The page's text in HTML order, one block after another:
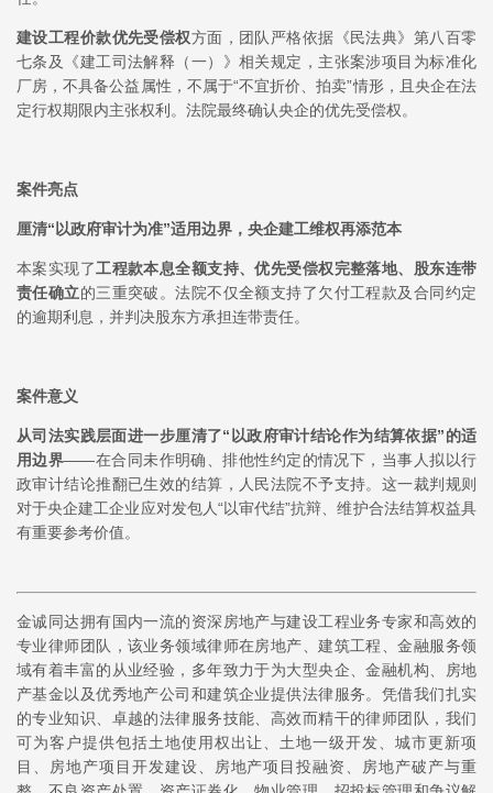
建设工程价款优先受偿权方面，团队严格依据《民法典》第八百零
七条及《建工司法解释（一）》相关规定，主张案涉项目为标准化
厂房，不具备公益属性，不属于“不宜折价、拍卖”情形，且央企在法
定行权期限内主张权利。法院最终确认央企的优先受偿权。
案件亮点
厘清“以政府审计为准”适用边界，央企建工维权再添范本
本案实现了工程款本息全额支持、优先受偿权完整落地、股东连带
责任确立的三重突破。法院不仅全额支持了欠付工程款及合同约定
的逾期利息，并判决股东方承担连带责任。
案件意义
从司法实践层面进一步厘清了“以政府审计结论作为结算依据”的适
用边界——在合同未作明确、排他性约定的情况下，当事人拟以行
政审计结论推翻已生效的结算，人民法院不予支持。这一裁判规则
对于央企建工企业应对发包人“以审代结”抗辩、维护合法结算权益具
有重要参考价值。
金诚同达拥有国内一流的资深房地产与建设工程业务专家和高效的
专业律师团队，该业务领域律师在房地产、建筑工程、金融服务领
域有着丰富的从业经验，多年致力于为大型央企、金融机构、房地
产基金以及优秀地产公司和建筑企业提供法律服务。凭借我们扎实
的专业知识、卓越的法律服务技能、高效而精干的律师团队，我们
可为客户提供包括土地使用权出让、土地一级开发、城市更新项
目、房地产项目开发建设、房地产项目投融资、房地产破产与重